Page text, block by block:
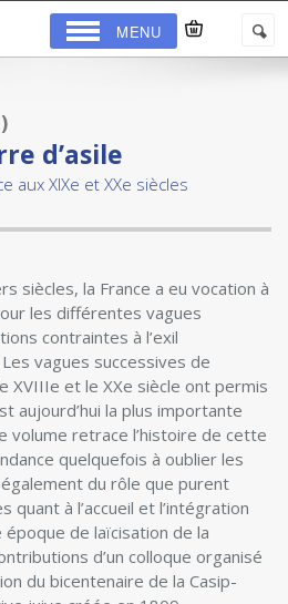
MENU
d’asile
aux XIXe et XXe siècles
siècles, la France a eu vocation à
les différentes vagues
contraintes à l’exil
vagues successives de
XVIIIe et le XXe siècle ont permis
aujourd’hui la plus importante
volume retrace l’histoire de cette
quelquefois à oublier les
du rôle que purent
quant à l’accueil et l’intégration
de laïcisation de la
d’un colloque organisé
du bicentenaire de la Casip-